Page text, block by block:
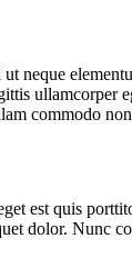
neque
ullamcorper
commodo
est quis
dolor. Nunc